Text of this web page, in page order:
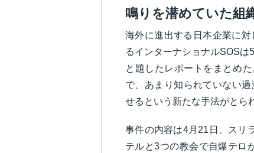
鳴りを潜めていた組
海外に進出する日本企業に
るインターナショナルSOSは
と題したレポートをまとめ
で、あまり知られていない
せるという新たな手法がとら
事件の内容は4月21日、スリ
テルと3つの教会で自爆テロ